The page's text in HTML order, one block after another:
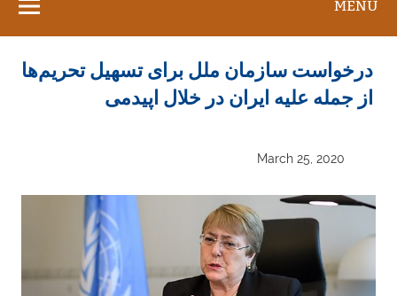
MENU
درخواست سازمان ملل برای تسهیل تحریم‌ها
از جمله علیه ایران در خلال اپیدمی
March 25, 2020